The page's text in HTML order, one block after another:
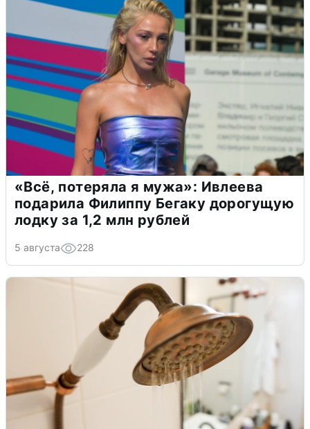
«Всё, потеряла я мужа»: Ивлеева
подарила Филиппу Бегаку дорогущую
лодку за 1,2 млн рублей
5 августа 228